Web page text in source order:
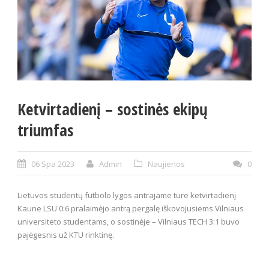
Ketvirtadienį – sostinės ekipų
triumfas
06 Spa 2023 Admin Naujienos 0
Lietuvos studentų futbolo lygos antrajame ture ketvirtadienį
Kaune LSU 0:6 pralaimėjo antrą pergalę iškovojusiems Vilniaus
universiteto studentams, o sostinėje – Vilniaus TECH 3:1 buvo
pajėgesnis už KTU rinktinę.